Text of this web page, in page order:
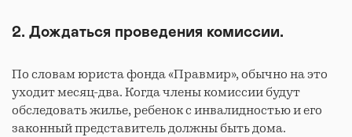
2. Дождаться проведения комиссии.
По словам юриста фонда «Правмир», обычно на это
уходит месяц-два. Когда члены комиссии будут
обследовать жилье, ребенок с инвалидностью и его
законный представитель должны быть дома.